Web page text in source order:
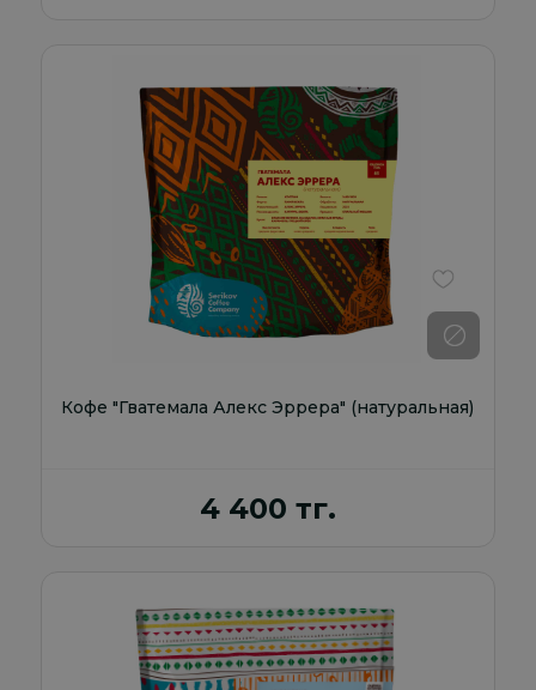
Кофе "Гватемала Алекс Эррера" (натуральная)
4 400 тг.
В